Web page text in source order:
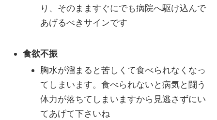
り、そのまますぐにでも病院へ駆け込んで
あげるべきサインです
食欲不振
胸水が溜まると苦しくて食べられなくなっ
てしまいます。食べられないと病気と闘う
体力が落ちてしまいますから見逃さずにい
てあげて下さいね